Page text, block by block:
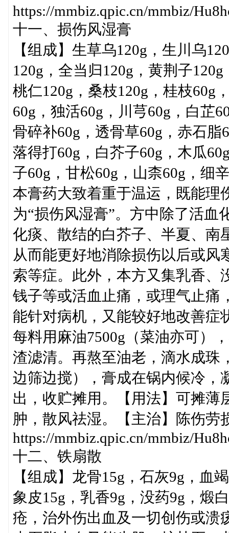
https://mmbiz.qpic.cn/mmbiz/
十一、损伤风湿膏
【组成】生草乌120g，生川乌
120g，全当归120g，黄荆子
桃仁120g，桑枝120g，桂枝60g
60g，独活60g，川芎60g，白芷
骨碎补60g，透骨草60g，赤石脂
落得打60g，白芥子60g，木瓜
子60g，甘松60g，山柰60g，细
本膏药大致着重于温运，既能理
为“损伤风湿膏”。方中除了活血
化痰、散结的白芥子、半夏、南
从而能更好地消除损伤以后或风
索等症。此外，本方又集乳香、
钱子等或活血止痛，或理气止痛
能针对病机，又能较好地改善症
每料用麻油7500g（菜油亦可）
渣滤清。再熬至油老，滴水成珠
边筛边搅），膏成在锅内候冷，
出，收贮摊用。【用法】可摊薄
肿，散风祛湿。【主治】陈伤劳
https://mmbiz.qpic.cn/mmbiz/
十二、铁扇散
【组成】龙骨15g，石灰9g，血
象皮15g，乳香9g，没药9g，煅
疮，治外伤出血及一切创伤或溃